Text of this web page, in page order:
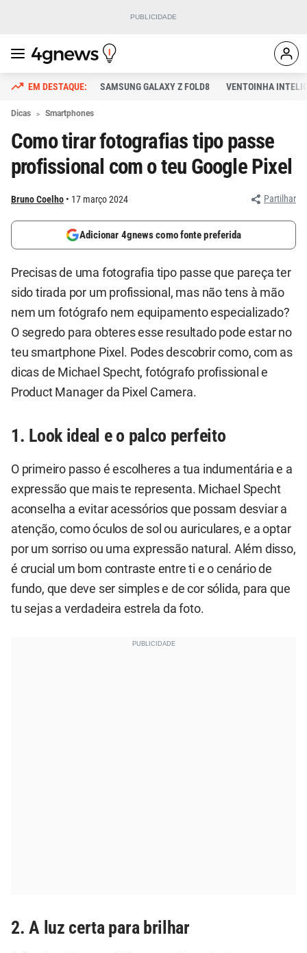
SAMSUNG GALAXY Z FOLD8 VENTOINHA
Dicas Smartphones
Como tirar fotografias tipo passe
profissional com o teu Google Pixel
Bruno Coelho 17 março 2024 Partilhar
Adicionar 4gnews como fonte preferida
Precisas de uma fotografia tipo passe que pareça ter
sido tirada por um profissional, mas não tens à mão
nem um fotógrafo nem equipamento especializado?
O segredo para obteres esse resultado pode estar no
teu smartphone Pixel. Podes descobrir como, com as
dicas de Michael Specht, fotógrafo profissional e
Product Manager da Pixel Camera.
1. Look ideal e o palco perfeito
O primeiro passo é escolheres a tua indumentária e a
expressão que mais te representa. Michael Specht
aconselha a evitar acessórios que possam desviar a
atenção, como óculos de sol ou auriculares, e a optar
por um sorriso ou uma expressão natural. Além disso,
é crucial um bom contraste entre ti e o cenário de
fundo, que deve ser simples e de cor sólida, para que
tu sejas a verdadeira estrela da foto.
2. A luz certa para brilhar